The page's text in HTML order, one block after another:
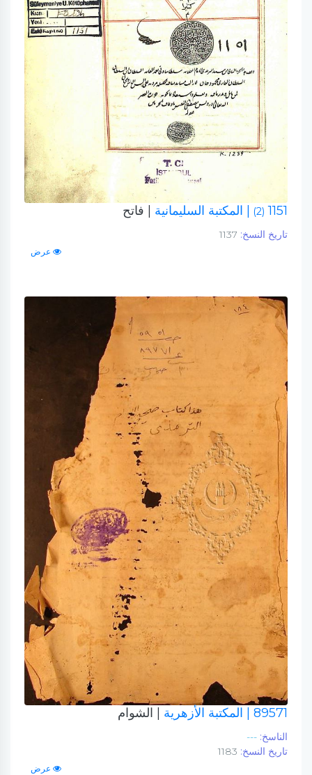
1151
(2) | المكتبة السليمانية | فاتح
تاريخ النسخ:
عرض
89571 | المكتبة الأزهرية | الشوام
الناسخ: ---
تاريخ النسخ:
عرض